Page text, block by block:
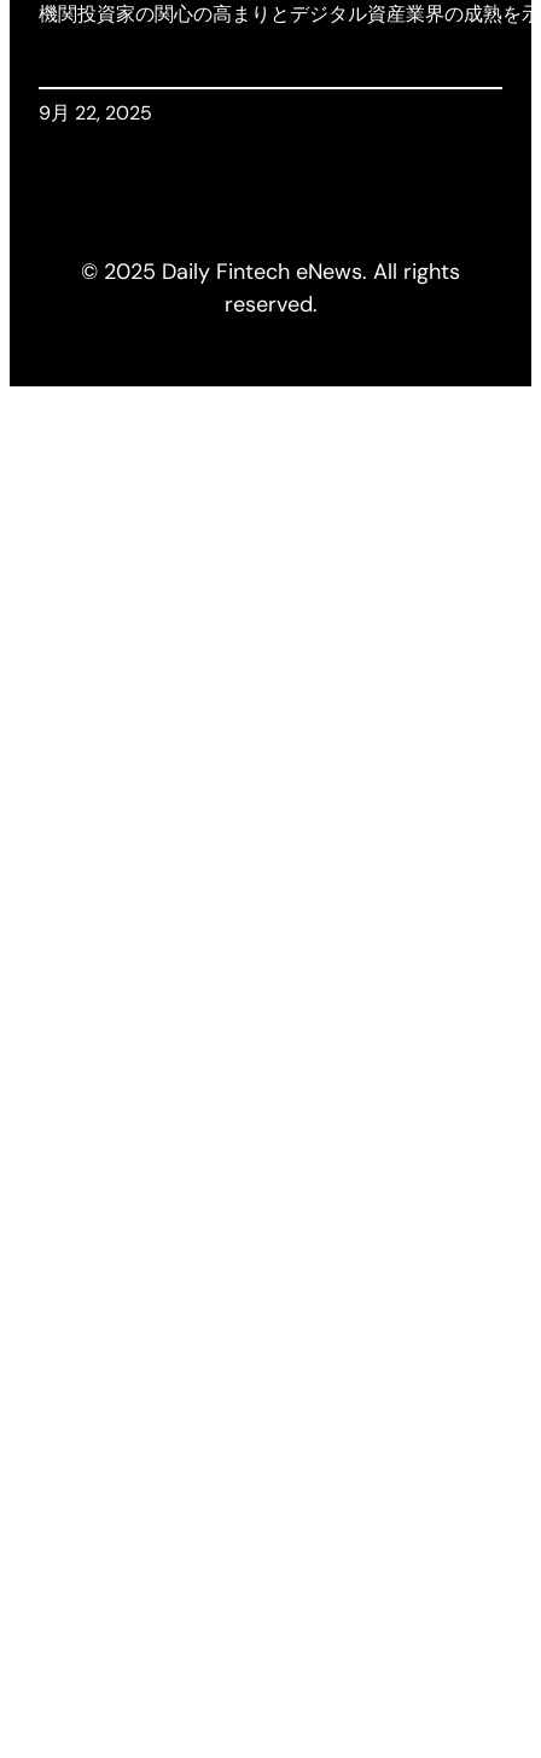
機関投資家の関心の高まりとデジタル資産業界の成熟を
9月 22, 2025
© 2025 Daily Fintech eNews. All rights
reserved.